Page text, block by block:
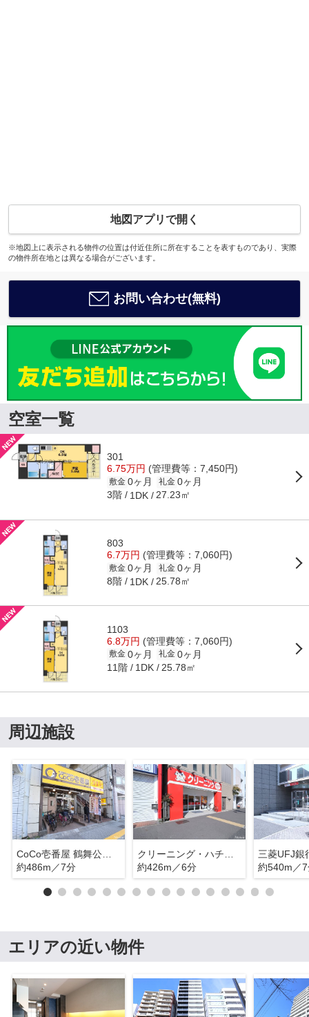
地図アプリで開く
※地図上に表示される物件の位置は付近住所に所在することを表すものであり、実際
の物件所在地とは異なる場合がございます。
お問い合わせ(無料)
空室一覧
301
6.75万円 (管理費等：7,450円)
敷金 0ヶ月 礼金 0ヶ月
3階 1DK 27.23㎡
803
6.7万円 (管理費等：7,060円)
敷金 0ヶ月 礼金 0ヶ月
8階 1DK 25.78㎡
1103
6.8万円 (管理費等：7,060円)
敷金 0ヶ月 礼金 0ヶ月
11階 1DK 25.78㎡
周辺施設
CoCo壱番屋 鶴舞公園店
約486m／7分
約426m／6分
三菱UFJ銀
約540m／
エリアの近い物件